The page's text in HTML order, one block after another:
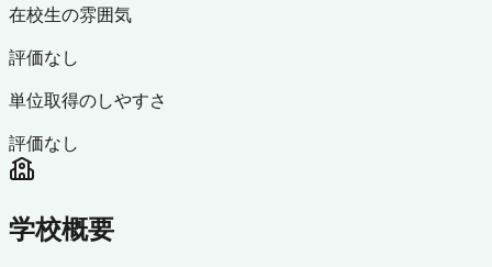
在校生の雰囲気
評価なし
単位取得のしやすさ
評価なし
学校概要